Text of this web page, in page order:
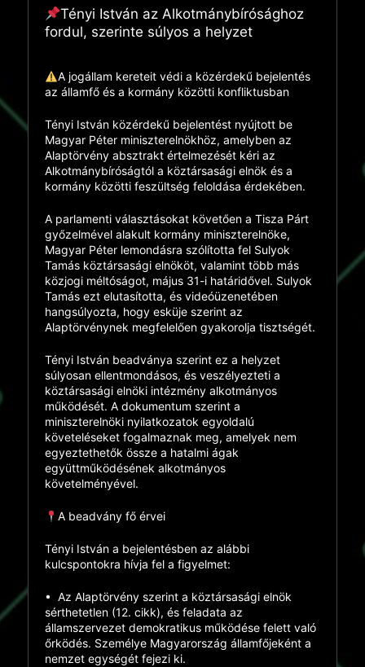
Tényi István az Alkotmánybírósághoz
fordul, szerinte súlyos a helyzet
A jogállam kereteit védi a közérdekű bejelentés
az államfő és a kormány közötti konfliktusban
Tényi István közérdekű bejelentést nyújtott be
Magyar Péter miniszterelnökhöz, amelyben az
Alaptörvény absztrakt értelmezését kéri az
Alkotmánybíróságtól a köztársasági elnök és a
kormány közötti feszültség feloldása érdekében.
A parlamenti választásokat követően a Tisza Párt
győzelmével alakult kormány miniszterelnöke,
Magyar Péter lemondásra szólította fel Sulyok
Tamás köztársasági elnököt, valamint több más
közjogi méltóságot, május 31-i határidővel. Sulyok
Tamás ezt elutasította, és videóüzenetében
hangsúlyozta, hogy esküje szerint az
Alaptörvénynek megfelelően gyakorolja tisztségét.
Tényi István beadványa szerint ez a helyzet
súlyosan ellentmondásos, és veszélyezteti a
köztársasági elnöki intézmény alkotmányos
működését. A dokumentum szerint a
miniszterelnöki nyilatkozatok egyoldalú
követeléseket fogalmaznak meg, amelyek nem
egyeztethetők össze a hatalmi ágak
együttműködésének alkotmányos
követelményével.
A beadvány fő érvei
Tényi István a bejelentésben az alábbi
kulcspontokra hívja fel a figyelmet:
• Az Alaptörvény szerint a köztársasági elnök
sérthetetlen(12. cikk), és feladata az
államszervezet demokratikus működése felett való
őrködés. Személye Magyarország államfőjeként a
nemzet egységét fejezi ki.